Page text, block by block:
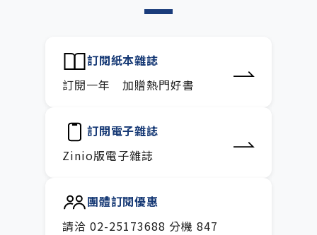
訂閱紙本雜誌
訂閱一年 加贈熱門好書
訂閱電子雜誌
Zinio版電子雜誌
團體訂閱優惠
請洽 02-25173688 分機 847